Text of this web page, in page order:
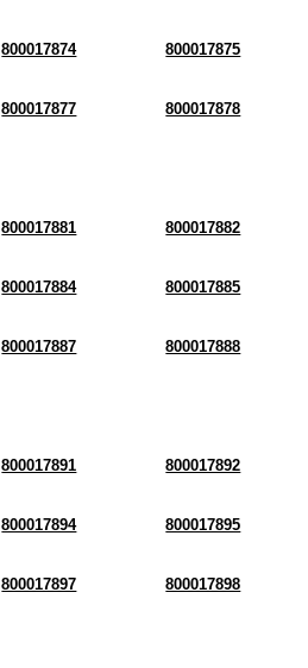
800017874 800017875
800017877 800017878
800017881 800017882
800017884 800017885
800017887 800017888
800017891 800017892
800017894 800017895
800017897 800017898